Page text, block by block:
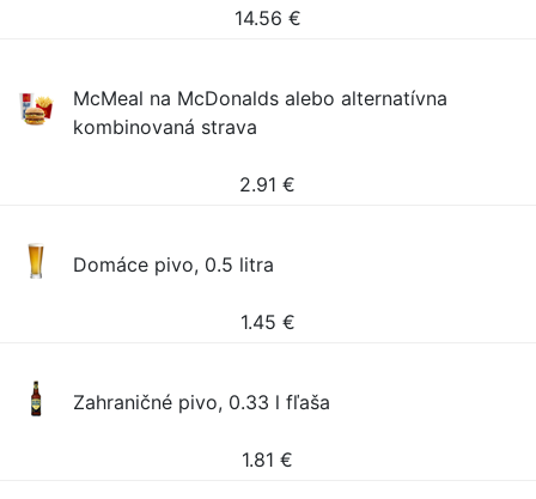
14.56 €
McMeal na McDonalds alebo alternatívna
kombinovaná strava
2.91 €
Domáce pivo, 0.5 litra
1.45 €
Zahraničné pivo, 0.33 l fľaša
1.81 €